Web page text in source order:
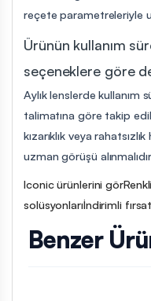
reçete parametreleriyle
Ürünün kullanım
seçeneklere göre
Aylık lenslerde kullanım
talimatına göre takip
kızarıklık veya
uzman görüşü
Iconic ürünlerini gör
solüsyonlarıİndirimli
Benzer